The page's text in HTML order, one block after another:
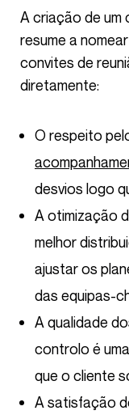
A criação de um comité operacional não se
resume a
convites de
diretamente:
O respeito
desvios logo
A otimização
melhor
ajustar os
das equipas-
A qualidade
controlo é
que o cliente
A satisfação